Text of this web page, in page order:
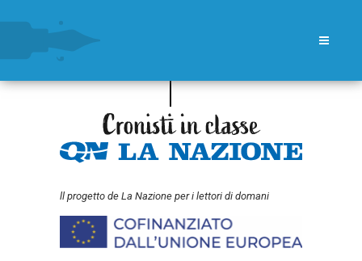
ll progetto de La Nazione per i lettori di domani